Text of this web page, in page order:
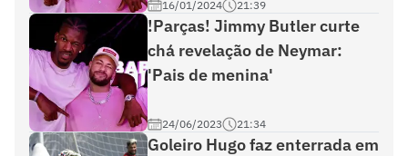
16/01/2024 21:39
!Parças! Jimmy Butler curte
chá revelação de Neymar:
'Pais de menina'
24/06/2023 21:34
Goleiro Hugo faz enterrada em